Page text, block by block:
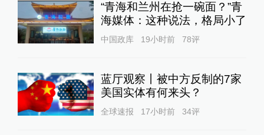
“青海和兰州在抢一碗面？”青
海媒体：这种说法，格局小了
中国政库 19小时前 78评
蓝厅观察丨被中方反制的7家
美国实体有何来头？
全球速报 17小时前 34评